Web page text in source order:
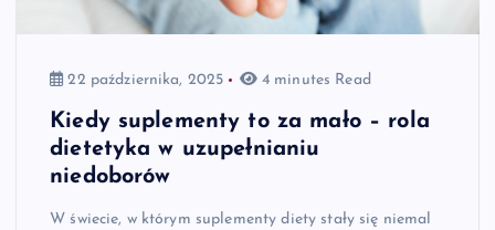
22 października, 2025 4 minutes Read
Kiedy suplementy to za mało – rola
dietetyka w uzupełnianiu
niedoborów
W świecie, w którym suplementy diety stały się niemal